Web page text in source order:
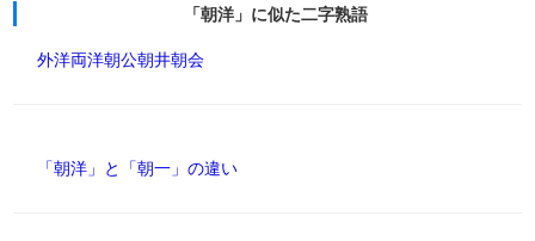
「朝洋」に似た二字熟語
外洋両洋朝公朝井朝会
「朝洋」と「朝一」の違い